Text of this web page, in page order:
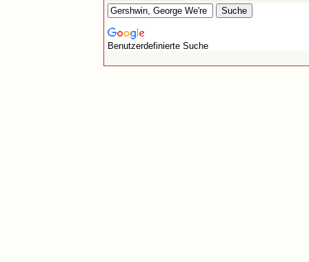
Benutzerdefinierte Suche